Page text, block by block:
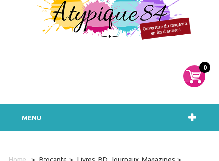
0
MENU